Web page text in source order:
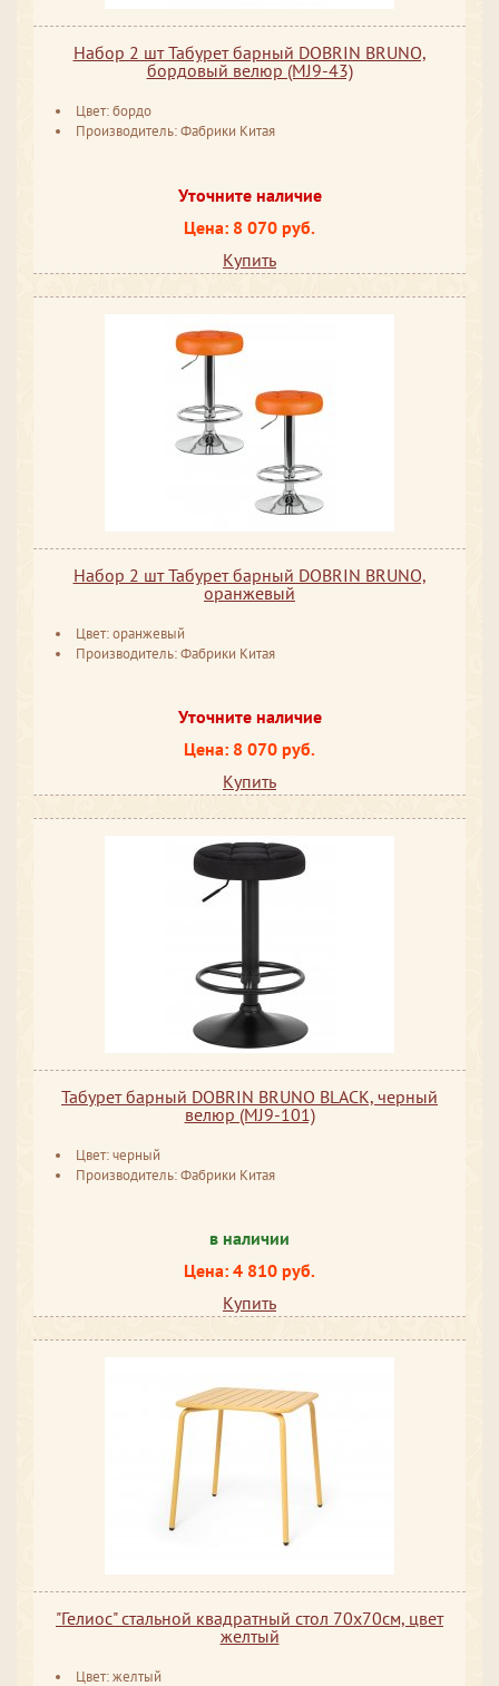
Набор 2 шт Табурет барный DOBRIN BRUNO,
бордовый велюр (MJ9-43)
Цвет: бордо
Производитель: Фабрики Китая
Уточните наличие
Цена: 8 070 руб.
Купить
Набор 2 шт Табурет барный DOBRIN BRUNO,
оранжевый
Цвет: оранжевый
Производитель: Фабрики Китая
Уточните наличие
Цена: 8 070 руб.
Купить
Табурет барный DOBRIN BRUNO BLACK, черный
велюр (MJ9-101)
Цвет: черный
Производитель: Фабрики Китая
в наличии
Цена: 4 810 руб.
Купить
"Гелиос" стальной квадратный стол 70х70см, цвет
желтый
Цвет: желтый